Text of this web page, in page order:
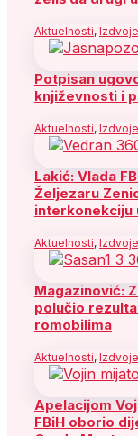
Aktuelnosti,
Potpisan
književnosti i
Aktuelnosti,
Lakić: Vlada
Željezaru
interkonekciju
Aktuelnosti,
Magazinović:
polučio
romobilima
Aktuelnosti,
Apelacijom
FBiH oborio